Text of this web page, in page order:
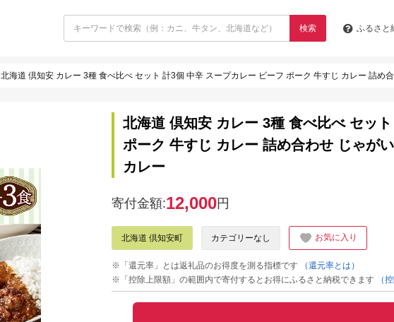
検索 ふるさと
北海道 倶知安 カレー 3種 食べ比べ セット 計3個 中辛 スープカレー ビーフ ポーク 牛すじ カレー 詰め
北海道 倶知安 カレー 3種 食べ比べ セッ
ポーク 牛すじ カレー 詰め合わせ じゃが
カレー
寄付金額:12,000円
北海道 倶知安町 カテゴリーなし お気に入り
※「還元率」とは返礼品のお得度を測る指標です
（還元率とは）
※「控除上限額」の範囲内で寄付するとお得にふるさと納税できます
（